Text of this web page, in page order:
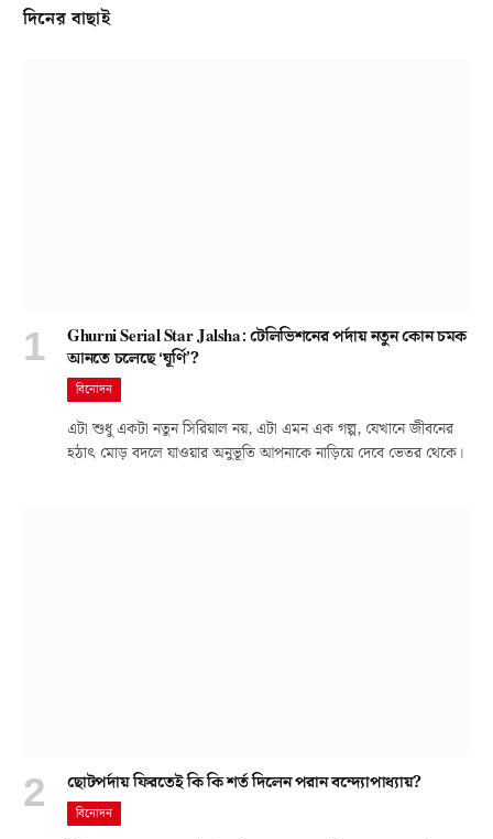
দিনের বাছাই
Ghurni Serial Star Jalsha: টেলিভিশনের পর্দায় নতুন কোন চমক
আনতে চলেছে ‘ঘূর্ণি’?
বিনোদন
এটা শুধু একটা নতুন সিরিয়াল নয়, এটা এমন এক গল্প, যেখানে জীবনের
হঠাৎ মোড় বদলে যাওয়ার অনুভূতি আপনাকে নাড়িয়ে দেবে ভেতর থেকে।
ছোটপর্দায় ফিরতেই কি কি শর্ত দিলেন পরান বন্দ্যোপাধ্যায়?
বিনোদন